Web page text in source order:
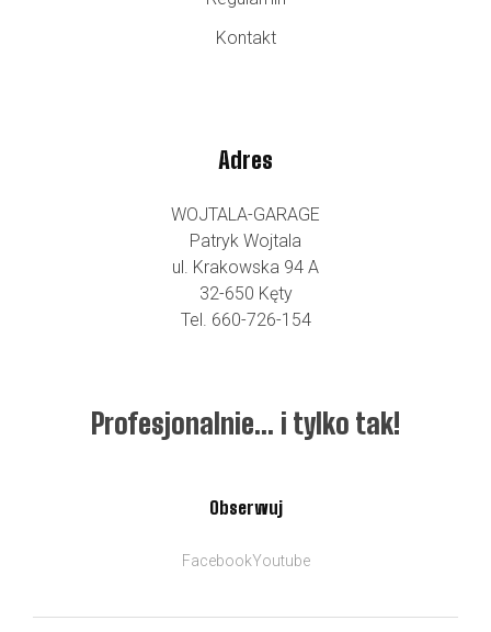
Kontakt
Adres
WOJTALA-GARAGE
Patryk Wojtala
ul. Krakowska 94 A
32-650 Kęty
Tel. 660-726-154
Obserwuj
FacebookYoutube
Profesjonalnie… i tylko tak!